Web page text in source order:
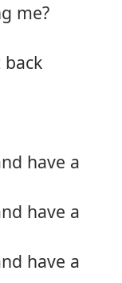
me?
have a
have a
have a